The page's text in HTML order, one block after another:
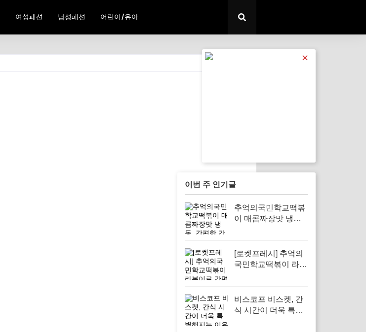
여성패션 남성패션 어린이/유아
✕
이번 주 인기글
추억의국민학교떡볶
이 매콤짜장맛 냉동,
[로켓프레시] 추억의
국민학교떡볶이 라볶
비스코프 비스켓, 간
식 시간이 더욱 특별